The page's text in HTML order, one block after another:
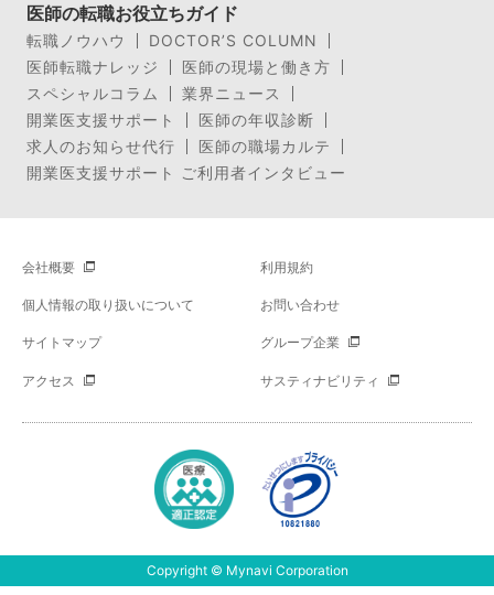
医師の転職お役立ちガイド
転職ノウハウ
DOCTOR’S COLUMN
医師転職ナレッジ
医師の現場と働き方
スペシャルコラム
業界ニュース
開業医支援サポート
医師の年収診断
求人のお知らせ代行
医師の職場カルテ
開業医支援サポート ご利用者インタビュー
会社概要 利用規約
個人情報の取り扱いについて お問い合わせ
サイトマップ グループ企業
アクセス サスティナビリティ
Copyright © Mynavi Corporation